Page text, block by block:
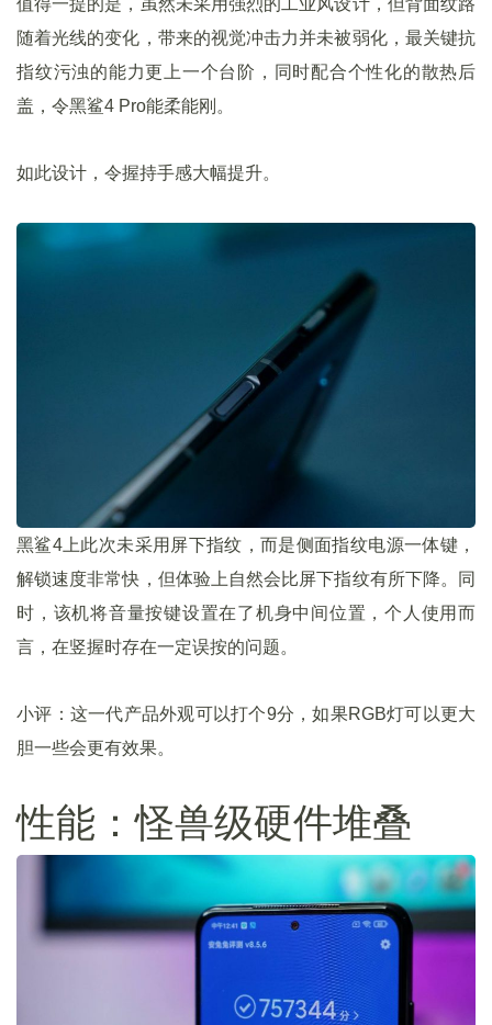
随着光线的变化，带来的视觉冲击力并未被弱化，最关键抗
指纹污浊的能力更上一个台阶，同时配合个性化的散热后
盖，令黑鲨4 Pro能柔能刚。
如此设计，令握持手感大幅提升。
黑鲨4上此次未采用屏下指纹，而是侧面指纹电源一体键，
解锁速度非常快，但体验上自然会比屏下指纹有所下降。同
时，该机将音量按键设置在了机身中间位置，个人使用而
言，在竖握时存在一定误按的问题。
小评：这一代产品外观可以打个9分，如果RGB灯可以更大
胆一些会更有效果。
性能：怪兽级硬件堆叠